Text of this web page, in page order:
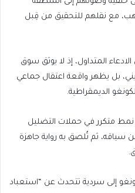
مع نقلهم للتحقيق من قِبل
المتداول، إذ لا يوثق سوق
بل يظهر واقعة اعتقال جماعي
الديمقراطية.
متكرر في حملات التضليل
ثم تُلصق به رواية جاهزة
إلى سردية تتحدث عن “استعباد